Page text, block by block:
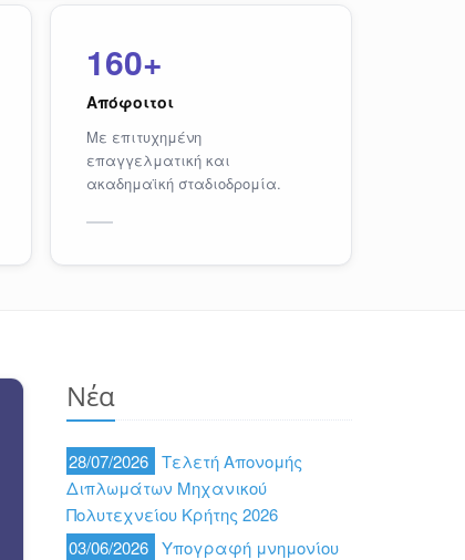
160+
Απόφοιτοι
Με επιτυχημένη
επαγγελματική και
ακαδημαϊκή σταδιοδρομία.
Νέα
28/07/2026 Τελετή Απονομής
Διπλωμάτων Μηχανικού
Πολυτεχνείου Κρήτης 2026
03/06/2026 Υπογραφή μνημονίου